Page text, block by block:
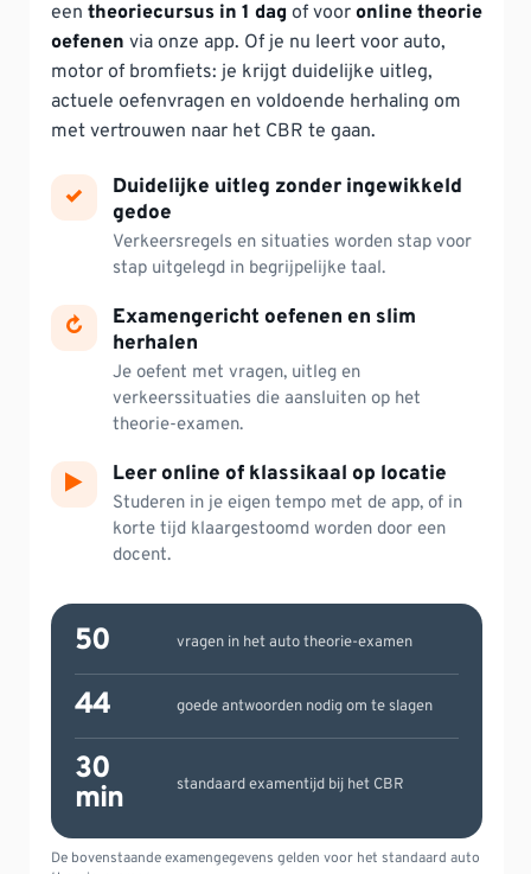
een theoriecursus in 1 dag of voor online theorie
oefenen via onze app. Of je nu leert voor auto,
motor of bromfiets: je krijgt duidelijke uitleg,
actuele oefenvragen en voldoende herhaling om
met vertrouwen naar het CBR te gaan.
✓
Duidelijke uitleg zonder ingewikkeld
gedoe
Verkeersregels en situaties worden stap voor
stap uitgelegd in begrijpelijke taal.
↻
Examengericht oefenen en slim
herhalen
Je oefent met vragen, uitleg en
verkeerssituaties die aansluiten op het
theorie-examen.
▶ Leer online of klassikaal op locatie
Studeren in je eigen tempo met de app, of in
korte tijd klaargestoomd worden door een
docent.
50 vragen in het auto theorie-examen
44 goede antwoorden nodig om te slagen
30
min standaard examentijd bij het CBR
De bovenstaande examengegevens gelden voor het standaard auto